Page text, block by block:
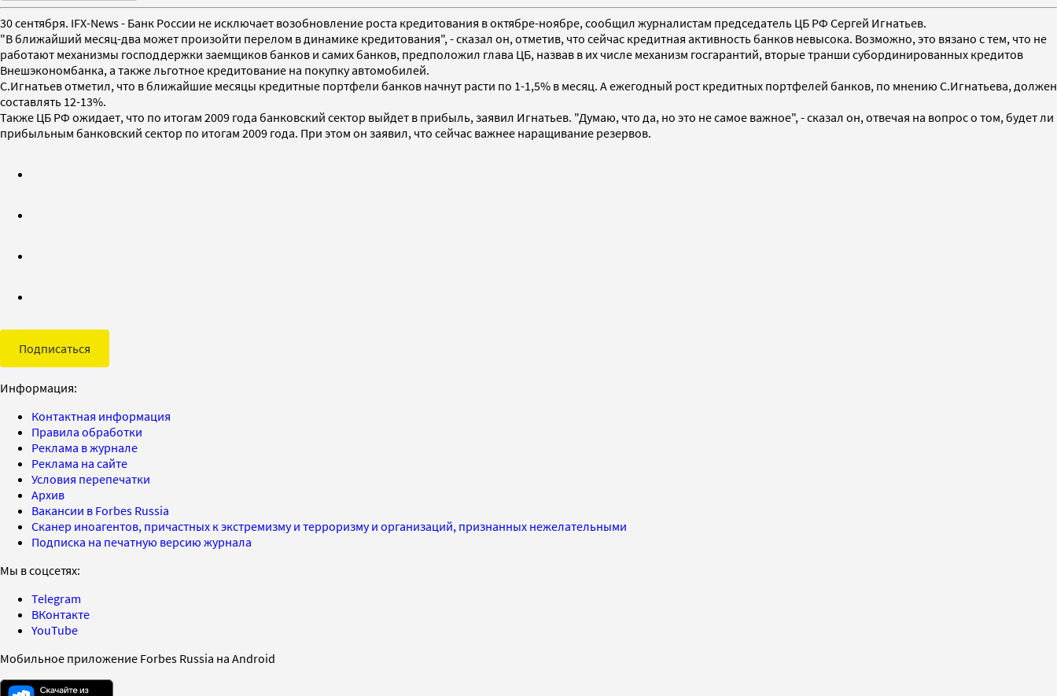
30 сентября. IFX-News - Банк России не исключает возобновление роста кредитования в октябре-ноябре, сообщил журналистам председатель ЦБ РФ Сергей Игнатьев.
"В ближайший месяц-два может произойти перелом в динамике кредитования", - сказал он, отметив, что сейчас кредитная активность банков невысока. Возможно, это вязано с тем, что не
работают механизмы господдержки заемщиков банков и самих банков, предположил глава ЦБ, назвав в их числе механизм госгарантий, вторые транши субординированных кредитов
Внешэкономбанка, а также льготное кредитование на покупку автомобилей.
С.Игнатьев отметил, что в ближайшие месяцы кредитные портфели банков начнут расти по 1-1,5% в месяц. А ежегодный рост кредитных портфелей банков, по мнению С.Игнатьева, должен
составлять 12-13%.
Также ЦБ РФ ожидает, что по итогам 2009 года банковский сектор выйдет в прибыль, заявил Игнатьев. "Думаю, что да, но это не самое важное", - сказал он, отвечая на вопрос о том, будет ли
прибыльным банковский сектор по итогам 2009 года. При этом он заявил, что сейчас важнее наращивание резервов.
Подписаться
Информация:
Контактная информация
Правила обработки
Реклама в журнале
Реклама на сайте
Условия перепечатки
Архив
Вакансии в Forbes Russia
Сканер иноагентов, причастных к экстремизму и терроризму и организаций, признанных нежелательными
Подписка на печатную версию журнала
Мы в соцсетях:
Telegram
ВКонтакте
YouTube
Мобильное приложение Forbes Russia на Android